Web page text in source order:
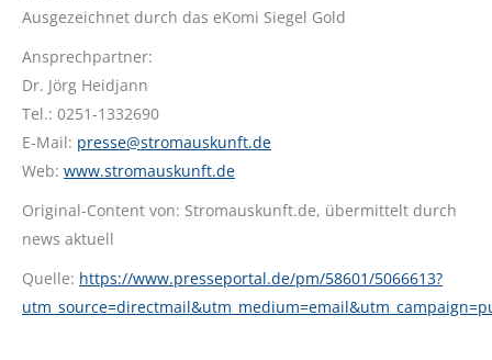
Ausgezeichnet durch das eKomi Siegel Gold
Ansprechpartner:
Dr. Jörg Heidjann
Tel.: 0251-1332690
E-Mail: presse@stromauskunft.de
Web: www.stromauskunft.de
Original-Content von: Stromauskunft.de, übermittelt durch
news aktuell
Quelle: https://www.presseportal.de/pm/58601/5066613?